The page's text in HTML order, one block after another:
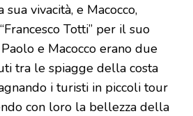
sua vivacità, e Macocco,
Totti” per il suo
e Macocco erano due
tra le spiagge della costa
i turisti in piccoli tour
con loro la bellezza della